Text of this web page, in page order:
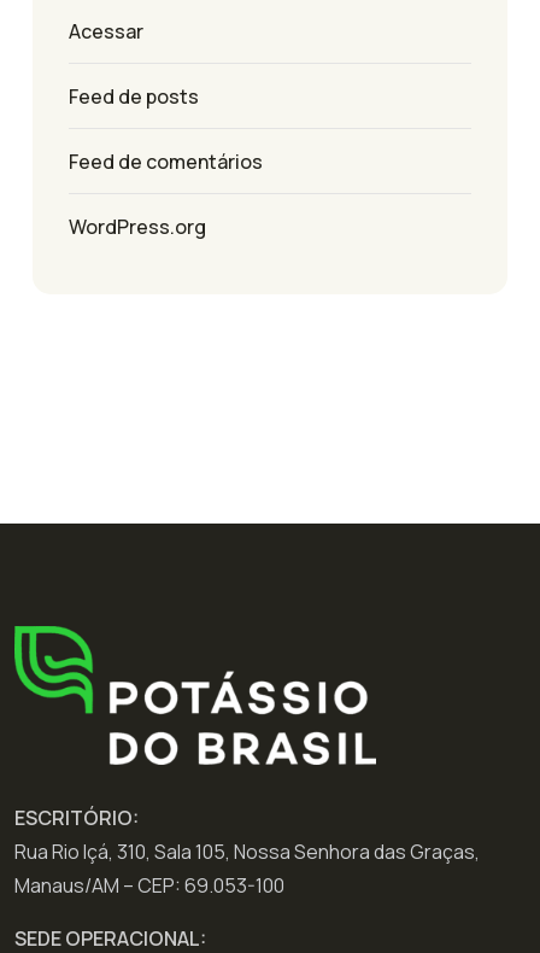
Acessar
Feed de posts
Feed de comentários
WordPress.org
ESCRITÓRIO:
Rua Rio Içá, 310, Sala 105, Nossa Senhora das Graças,
Manaus/AM – CEP: 69.053-100
SEDE OPERACIONAL: